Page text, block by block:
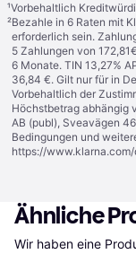
¹Vorbehaltlich
²Bezahle in 6 Raten mit
erforderlich sein.
5 Zahlungen von
6 Monate. TIN 13,27%
36,84 €. Gilt nur für in
Vorbehaltlich der
Höchstbetrag abhängig
AB (publ), Sveavägen
Bedingungen und
https://
Ähnliche
Wir haben eine